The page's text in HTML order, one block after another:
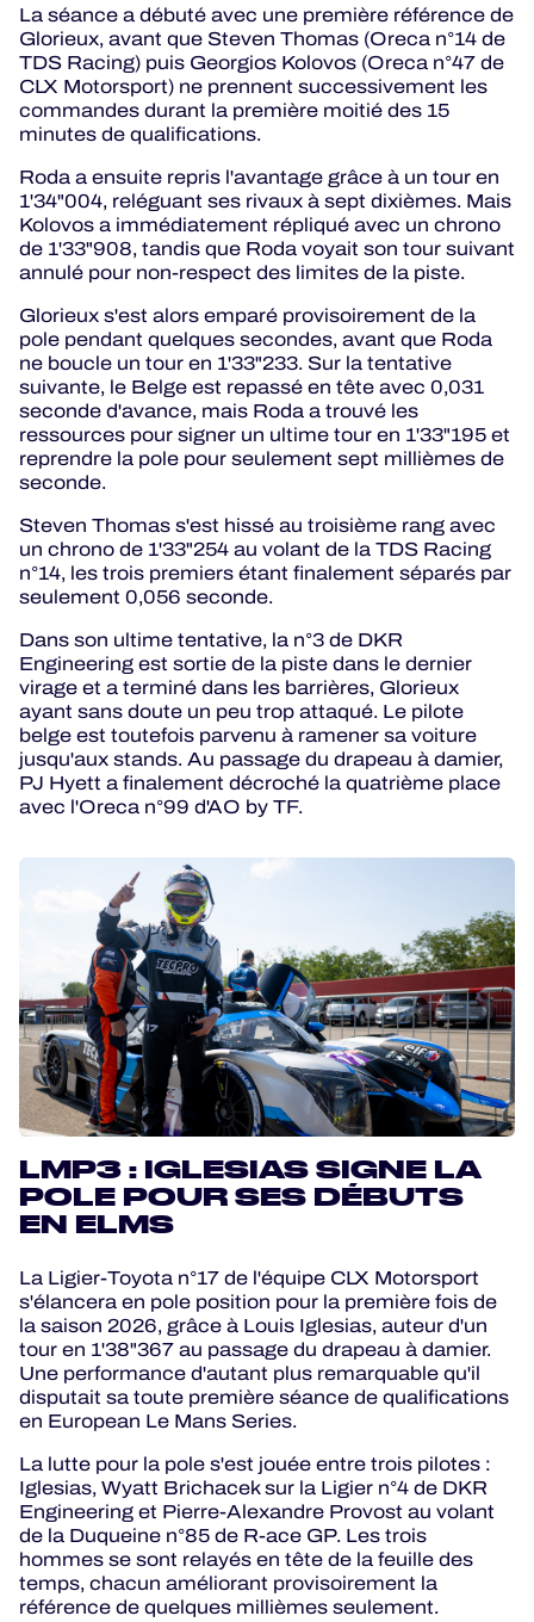
La séance a débuté avec une première référence de
Glorieux, avant que Steven Thomas (Oreca n°14 de
TDS Racing) puis Georgios Kolovos (Oreca n°47 de
CLX Motorsport) ne prennent successivement les
commandes durant la première moitié des 15
minutes de qualifications.
Roda a ensuite repris l'avantage grâce à un tour en
1'34"004, reléguant ses rivaux à sept dixièmes. Mais
Kolovos a immédiatement répliqué avec un chrono
de 1'33"908, tandis que Roda voyait son tour suivant
annulé pour non-respect des limites de la piste.
Glorieux s'est alors emparé provisoirement de la
pole pendant quelques secondes, avant que Roda
ne boucle un tour en 1'33"233. Sur la tentative
suivante, le Belge est repassé en tête avec 0,031
seconde d'avance, mais Roda a trouvé les
ressources pour signer un ultime tour en 1'33"195 et
reprendre la pole pour seulement sept millièmes de
seconde.
Steven Thomas s'est hissé au troisième rang avec
un chrono de 1'33"254 au volant de la TDS Racing
n°14, les trois premiers étant finalement séparés par
seulement 0,056 seconde.
Dans son ultime tentative, la n°3 de DKR
Engineering est sortie de la piste dans le dernier
virage et a terminé dans les barrières, Glorieux
ayant sans doute un peu trop attaqué. Le pilote
belge est toutefois parvenu à ramener sa voiture
jusqu'aux stands. Au passage du drapeau à damier,
PJ Hyett a finalement décroché la quatrième place
avec l'Oreca n°99 d'AO by TF.
LMP3 : IGLESIAS SIGNE LA
POLE POUR SES DÉBUTS
EN ELMS
La Ligier-Toyota n°17 de l'équipe CLX Motorsport
s'élancera en pole position pour la première fois de
la saison 2026, grâce à Louis Iglesias, auteur d'un
tour en 1'38"367 au passage du drapeau à damier.
Une performance d'autant plus remarquable qu'il
disputait sa toute première séance de qualifications
en European Le Mans Series.
La lutte pour la pole s'est jouée entre trois pilotes :
Iglesias, Wyatt Brichacek sur la Ligier n°4 de DKR
Engineering et Pierre-Alexandre Provost au volant
de la Duqueine n°85 de R-ace GP. Les trois
hommes se sont relayés en tête de la feuille des
temps, chacun améliorant provisoirement la
référence de quelques millièmes seulement.